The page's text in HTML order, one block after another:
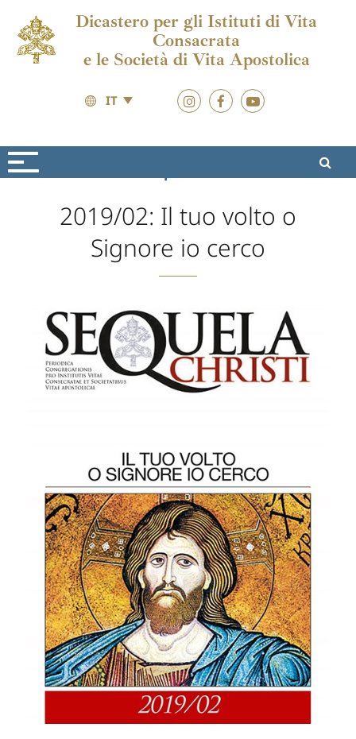
Dicastero per gli Istituti di Vita
Consacrata
e le Società di Vita Apostolica
IT
2019/02: Il tuo volto o
Signore io cerco